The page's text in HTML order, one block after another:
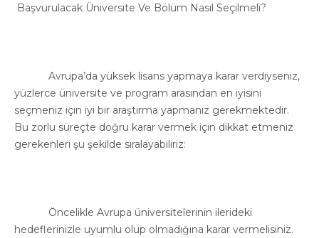
Başvurulacak Üniversite Ve Bölüm Nasıl Seçilmeli?
Avrupa’da yüksek lisans yapmaya karar verdiyseniz,
yüzlerce üniversite ve program arasından en iyisini
seçmeniz için iyi bir araştırma yapmanız gerekmektedir.
Bu zorlu süreçte doğru karar vermek için dikkat etmeniz
gerekenleri şu şekilde sıralayabiliriz:
Öncelikle Avrupa üniversitelerinin ilerideki
hedeflerinizle uyumlu olup olmadığına karar vermelisiniz.